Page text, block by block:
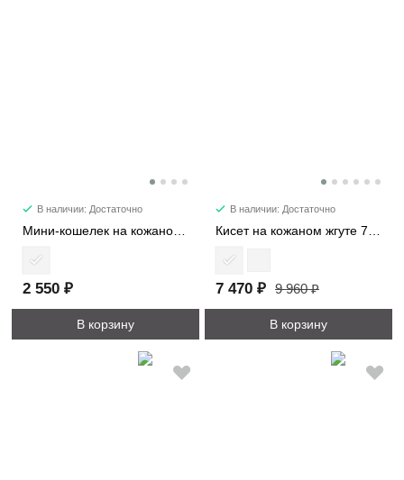
В наличии: Достаточно
2 550 ₽
В корзину
В наличии: Достаточно
7 470 ₽ 9 960 ₽
В корзину